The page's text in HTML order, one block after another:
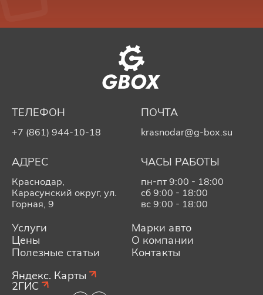
ТЕЛЕФОН
+7 (861) 944-10-18
ПОЧТА
krasnodar@g-box.su
АДРЕС
Краснодар,
Карасунский округ, ул.
Горная, 9
ЧАСЫ РАБОТЫ
пн-пт 9:00 - 18:00
сб 9:00 - 18:00
вс 9:00 - 18:00
Услуги
Марки авто
Цены
О компании
Полезные статьи
Контакты
Яндекс. Карты
2ГИС